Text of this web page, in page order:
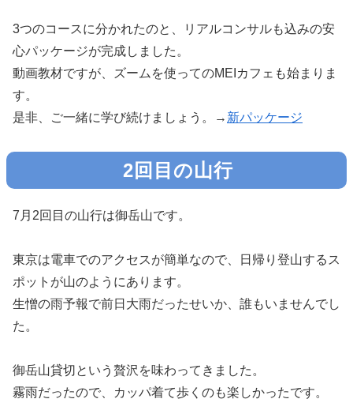
3つのコースに分かれたのと、リアルコンサルも込みの安
心パッケージが完成しました。
動画教材ですが、ズームを使ってのMEIカフェも始まりま
す。
是非、ご一緒に学び続けましょう。→ 新パッケージ
2回目の山行
7月2回目の山行は御岳山です。
東京は電車でのアクセスが簡単なので、日帰り登山するス
ポットが山のようにあります。
生憎の雨予報で前日大雨だったせいか、誰もいませんでし
た。
御岳山貸切という贅沢を味わってきました。
霧雨だったので、カッパ着て歩くのも楽しかったです。